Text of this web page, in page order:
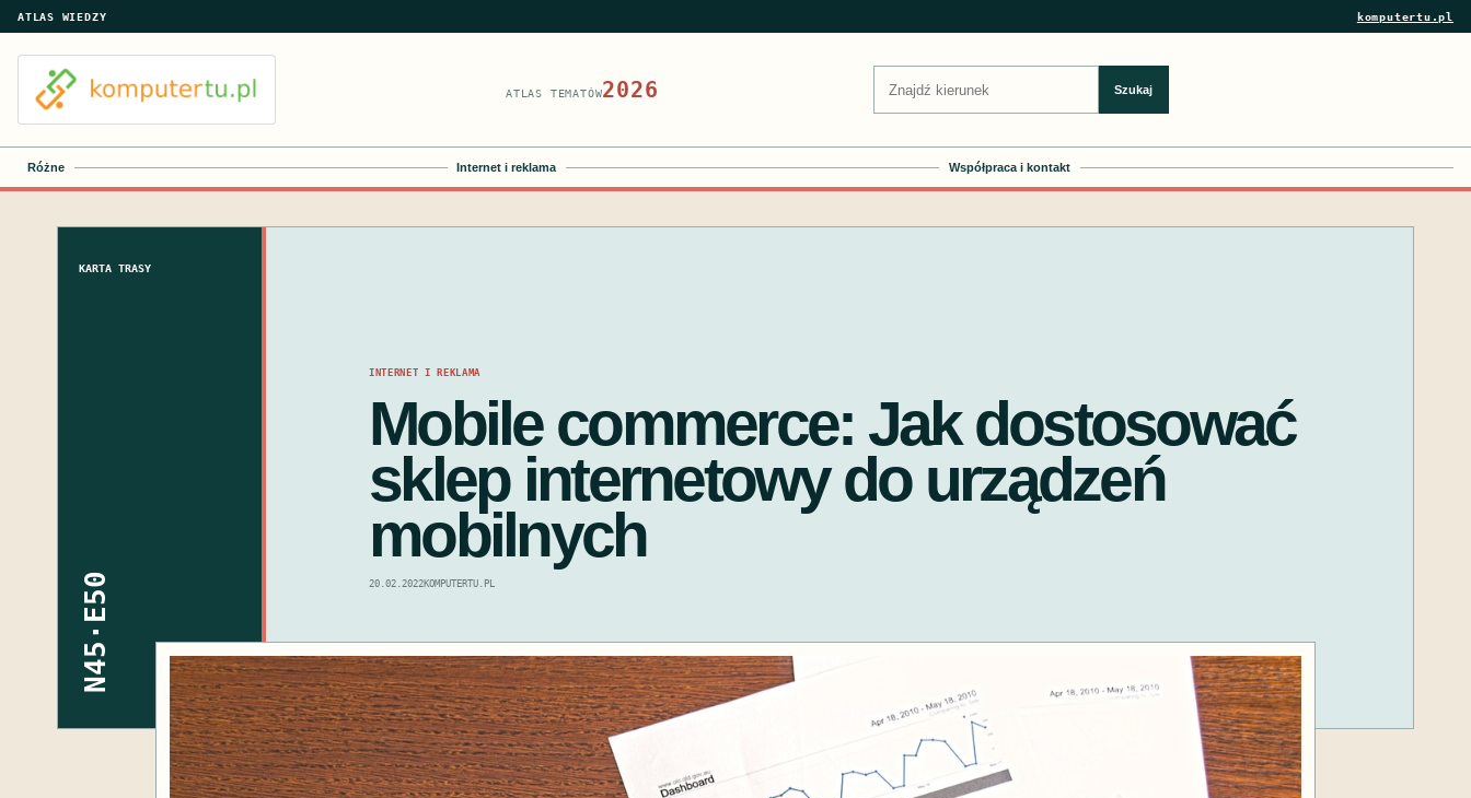
ATLAS WIEDZY komputertu.pl
ATLAS TEMATÓW2026 Szukaj
Różne Internet i reklama Współpraca i kontakt
KARTA TRASY
N45·E50
INTERNET I REKLAMA
Mobile commerce: Jak dostosować
sklep internetowy do urządzeń
mobilnych
20.02.2022KOMPUTERTU.PL